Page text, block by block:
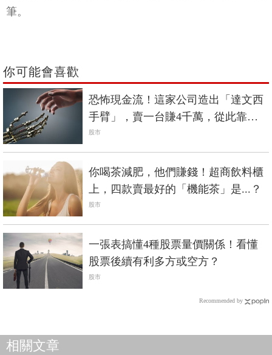
筆。
你可能會喜歡
恐怖現金流！這家公司造出「達文西
手臂」，賣一台賺4千萬，從此靠耗
材賺不停...
股市
你喝茶減肥，他們賺錢！超商飲料櫃
上，四款賣最好的「機能茶」是...？
股市
一張表搞懂4種股票量價關係！看懂
股票後續有利多方或空方？
股市
Recommended by
相關文章